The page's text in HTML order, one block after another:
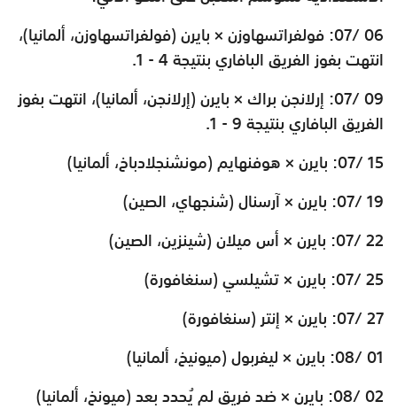
06 /07: فولفراتسهاوزن × بايرن (فولفراتسهاوزن، ألمانيا)،
انتهت بفوز الفريق البافاري بنتيجة 4 - 1.
09 /07: إرلانجن براك × بايرن (إرلانجن، ألمانيا)، انتهت بفوز
الفريق البافاري بنتيجة 9 - 1.
15 /07: بايرن × هوفنهايم (مونشنجلادباخ، ألمانيا)
19 /07: بايرن × آرسنال (شنجهاي، الصين)
22 /07: بايرن × أس ميلان (شينزين، الصين)
25 /07: بايرن × تشيلسي (سنغافورة)
27 /07: بايرن × إنتر (سنغافورة)
01 /08: بايرن × ليفربول (ميونيخ، ألمانيا)
02 /08: بايرن × ضد فريق لم يُحدد بعد (ميونخ، ألمانيا)